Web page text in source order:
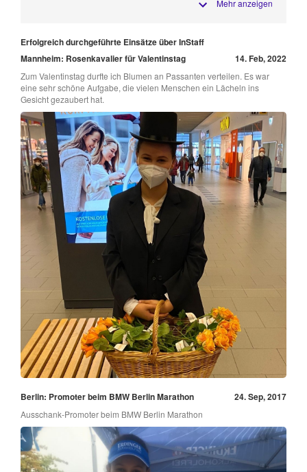
Mehr anzeigen
Erfolgreich durchgeführte Einsätze über InStaff
Mannheim: Rosenkavalier für Valentinstag
14. Feb, 2022
Zum Valentinstag durfte ich Blumen an Passanten verteilen. Es war
eine sehr schöne Aufgabe, die vielen Menschen ein Lächeln ins
Gesicht gezaubert hat.
Berlin: Promoter beim BMW Berlin Marathon 24. Sep, 2017
Ausschank-Promoter beim BMW Berlin Marathon